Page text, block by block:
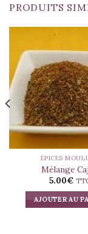
PRODUITS
ÉPICES
Mélange
5.00€
AJOUTER AU